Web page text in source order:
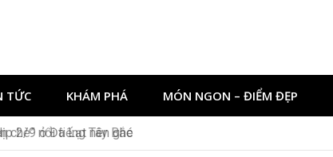
TỨC KHÁM PHÁ MÓN NGON – ĐIỂM ĐẸP
2/9 ở Đà Lạt nên ghé